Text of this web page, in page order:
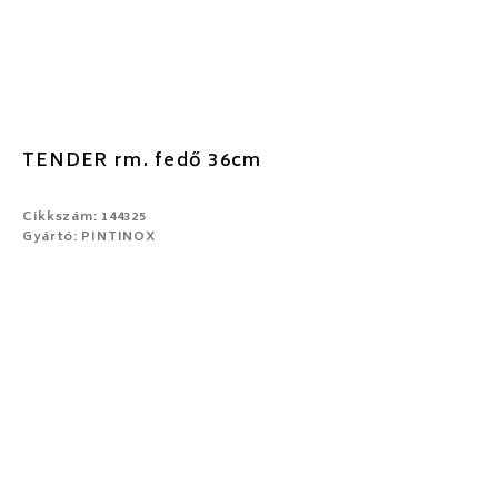
TENDER rm. fedő 36cm
Cikkszám: 144325
Gyártó: PINTINOX